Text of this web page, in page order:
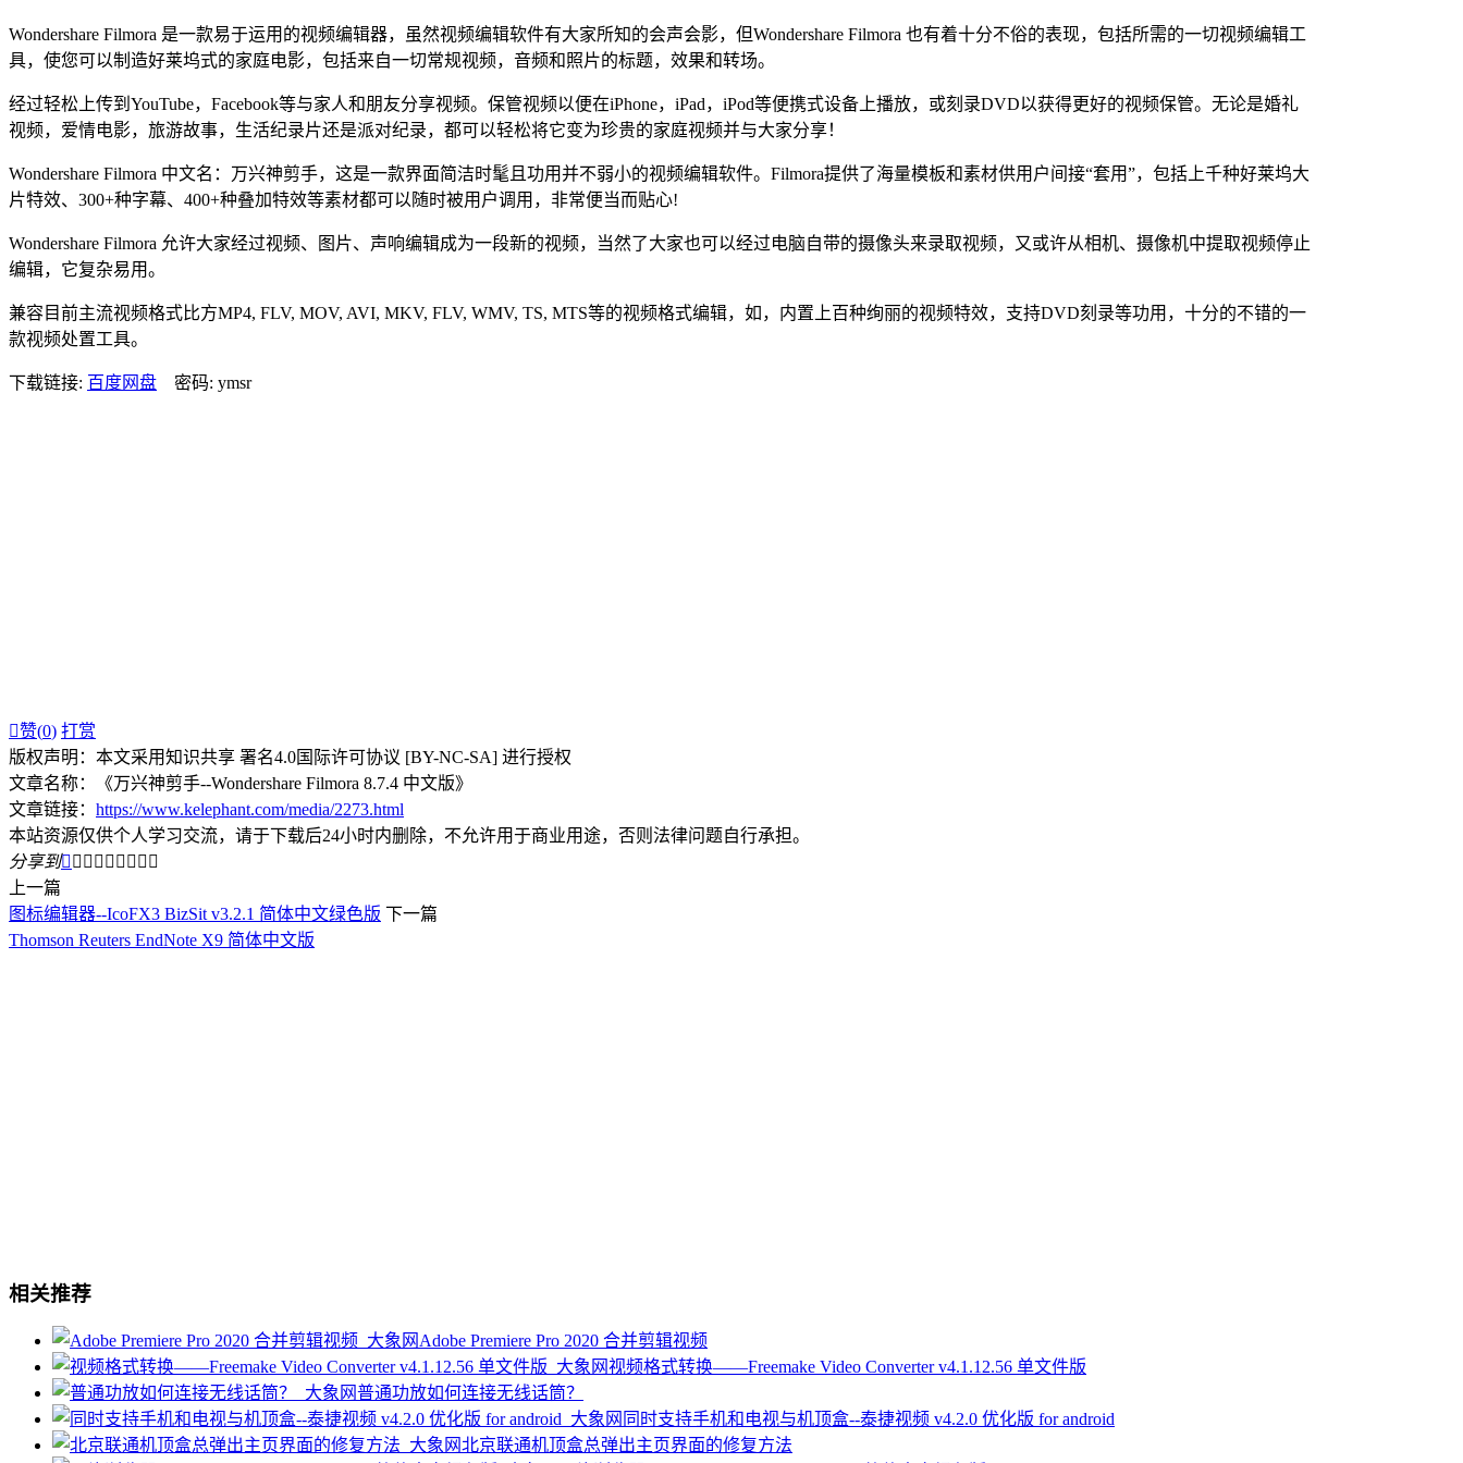
Wondershare Filmora 是一款易于运用的视频编辑器，虽然视频编辑软件有大家所知的会声会影，但Wondershare Filmora 也有着十分不俗的表现，包括所需的一切视频编辑工
具，使您可以制造好莱坞式的家庭电影，包括来自一切常规视频，音频和照片的标题，效果和转场。
经过轻松上传到YouTube，Facebook等与家人和朋友分享视频。保管视频以便在iPhone，iPad，iPod等便携式设备上播放，或刻录DVD以获得更好的视频保管。无论是婚礼
视频，爱情电影，旅游故事，生活纪录片还是派对纪录，都可以轻松将它变为珍贵的家庭视频并与大家分享！
Wondershare Filmora 中文名：万兴神剪手，这是一款界面简洁时髦且功用并不弱小的视频编辑软件。Filmora提供了海量模板和素材供用户间接“套用”，包括上千种好莱坞大
片特效、300+种字幕、400+种叠加特效等素材都可以随时被用户调用，非常便当而贴心!
Wondershare Filmora 允许大家经过视频、图片、声响编辑成为一段新的视频，当然了大家也可以经过电脑自带的摄像头来录取视频，又或许从相机、摄像机中提取视频停止
编辑，它复杂易用。
兼容目前主流视频格式比方MP4, FLV, MOV, AVI, MKV, FLV, WMV, TS, MTS等的视频格式编辑，如，内置上百种绚丽的视频特效，支持DVD刻录等功用，十分的不错的一
款视频处置工具。
下载链接: 百度网盘 密码: ymsr
赞(0) 打赏
版权声明：本文采用知识共享 署名4.0国际许可协议 [BY-NC-SA] 进行授权
文章名称：《万兴神剪手--Wondershare Filmora 8.7.4 中文版》
文章链接： https://www.kelephant.com/media/2273.html
本站资源仅供个人学习交流，请于下载后24小时内删除，不允许用于商业用途，否则法律问题自行承担。
分享到        
上一篇
图标编辑器--IcoFX3 BizSit v3.2.1 简体中文绿色版 下一篇
Thomson Reuters EndNote X9 简体中文版
相关推荐
Adobe Premiere Pro 2020 合并剪辑视频
视频格式转换——Freemake Video Converter v4.1.12.56 单文件版
普通功放如何连接无线话筒？
同时支持手机和电视与机顶盒--泰捷视频 v4.2.0 优化版 for android
北京联通机顶盒总弹出主页界面的修复方法